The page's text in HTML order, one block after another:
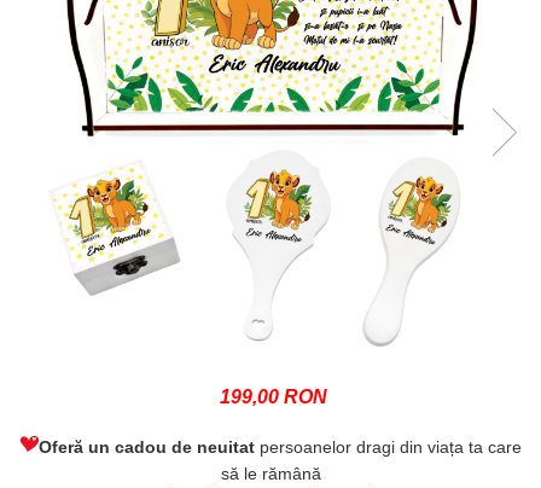
199,00 RON
Oferă un cadou de neuitatpersoanelor dragi din viața ta care
să le rămână